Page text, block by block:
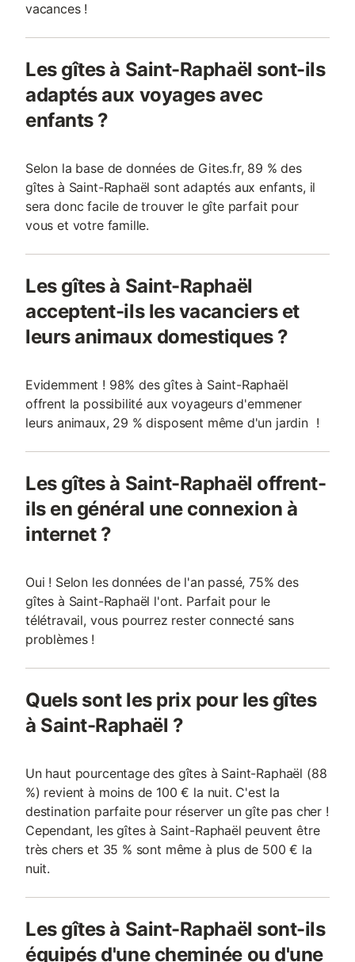
vacances !
Les gîtes à Saint-Raphaël sont-ils
adaptés aux voyages avec
enfants ?
Selon la base de données de Gites.fr, 89 % des
gîtes à Saint-Raphaël sont adaptés aux enfants, il
sera donc facile de trouver le gîte parfait pour
vous et votre famille.
Les gîtes à Saint-Raphaël
acceptent-ils les vacanciers et
leurs animaux domestiques ?
Evidemment ! 98% des gîtes à Saint-Raphaël
offrent la possibilité aux voyageurs d'emmener
leurs animaux, 29 % disposent même d'un jardin !
Les gîtes à Saint-Raphaël offrent-
ils en général une connexion à
internet ?
Oui ! Selon les données de l'an passé, 75% des
gîtes à Saint-Raphaël l'ont. Parfait pour le
télétravail, vous pourrez rester connecté sans
problèmes !
Quels sont les prix pour les gîtes
à Saint-Raphaël ?
Un haut pourcentage des gîtes à Saint-Raphaël (88
%) revient à moins de 100 € la nuit. C'est la
destination parfaite pour réserver un gîte pas cher !
Cependant, les gîtes à Saint-Raphaël peuvent être
très chers et 35 % sont même à plus de 500 € la
nuit.
Les gîtes à Saint-Raphaël sont-ils
équipés d'une cheminée ou d'une